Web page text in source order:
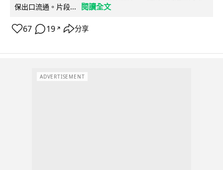
保出口流通。片段...
閱讀全文
67 19 ↗ 分享
ADVERTISEMENT